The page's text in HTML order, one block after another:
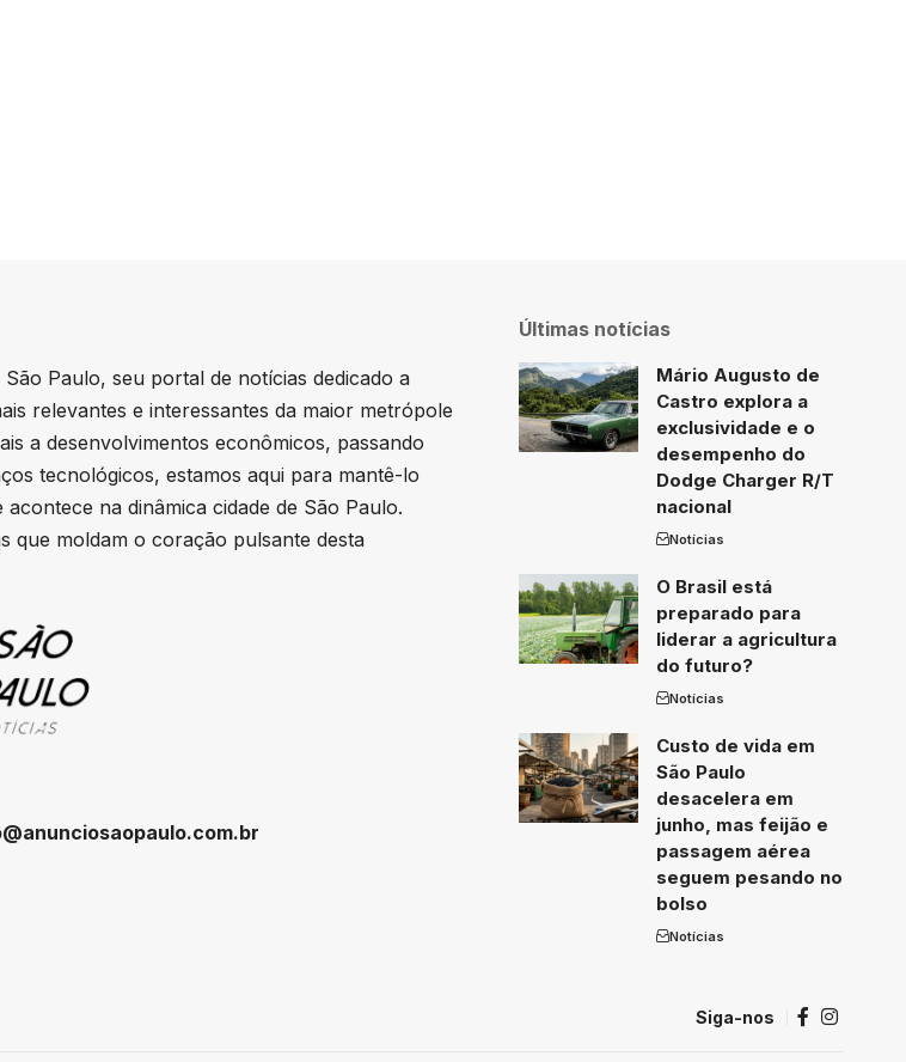
Paulo, seu portal de notícias dedicado a
relevantes e interessantes da maior metrópole
a desenvolvimentos econômicos, passando
tecnológicos, estamos aqui para mantê-lo
na dinâmica cidade de São Paulo.
que moldam o coração pulsante desta
Últimas notícias
Mário Augusto de
Castro explora a
exclusividade e o
desempenho do
Dodge Charger R/T
nacional
Notícias
O Brasil está
preparado para
liderar a agricultura
do futuro?
Notícias
Custo de vida em
São Paulo
desacelera em
junho, mas feijão e
passagem aérea
seguem pesando no
bolso
Notícias
Siga-nos